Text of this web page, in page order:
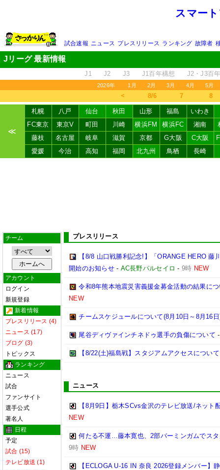
スマー
試合速報 ニュース プレスリリース ランキング 故障者
Jリーグ 最新情報
J1 J2 J3 J1百年構想 J2・J3百
2026年 1月 2月 3月 4月 5月
＜ 8/6 7 8
≪
札幌 八戸 仙台 秋田 山形 福島
いわき
FC東京
東京V 町田 川崎 横浜FM 横浜FC 湘南
藤枝
名古屋 岐阜 滋賀 京都 G大阪 C大阪
愛媛
今治 高知 福岡 北九州 鳥栖 長崎
チーム
アカウント
ログイン
新規登録
新着情報
プレスリリース (4)
ニュース (17)
ブログ (3)
トピックス
ランキング
ニュース
試合
ファンサイト
選手公式
著名人
日程
予定
試合 (15)
テレビ放送 (1)
プレスリリース
【8/8 山口戦勝利記念!】「ORANGE HERO
開始のお知らせ- AC長野パルセイロ - 9時 NEW
令和8年熊本地震災害義援金募金活動の結果に
NEW
チームスケジュールについて(8月10日～8月16
尾谷ディヴァインチネドゥ選手の負傷について
【8/22(土)福島戦】スタジアムアクセスについて
ニュース
【8月9日】栃木SCvs金沢のテレビ放送/ネット
NEW
何たる不運…藤本寛也、2部バーミンガムでス
9時 NEW
【ECLOGA U-16 IN 奈良 2026登録メンバー】